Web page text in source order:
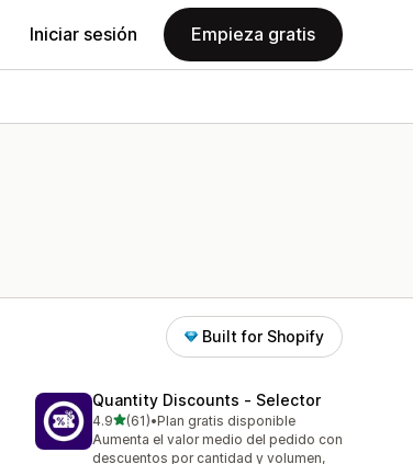
Iniciar sesión Empieza gratis
Built for Shopify
Quantity Discounts ‑ Selector
4.9de 5 estrellas
(61)
61 reseñas en total
•Plan gratis disponible
Aumenta el valor medio del pedido con
descuentos por cantidad y volumen,